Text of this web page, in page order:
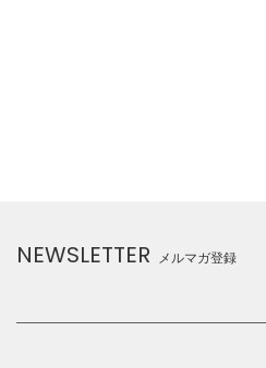
NEWSLETTER メルマガ登録